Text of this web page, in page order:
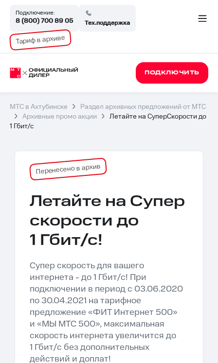
Подключение:
8 (800) 700 89 05 Тех.поддержка
Тариф в архиве
ПОДКЛЮЧИТЬ
МТС в Ахтубинске
Раздел архивных предложений от МТС
Архивные промо акции
Летайте на СуперСкорости до
1 Гбит/с
Перенесено в архив
Летайте на Супер
скорости до
1 Гбит/с!
Супер скорость для вашего
интернета - до 1 Гбит/с! При
подключении в период с 03.06.2020
по 30.04.2021 на тарифное
предложение «ФИТ Интернет 500»
и «МЫ МТС 500», максимальная
скорость интернета увеличится до
1 Гбит/с без дополнительных
действий и доплат!